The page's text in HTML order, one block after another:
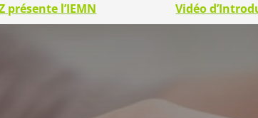
présente l’IEMN Vidéo